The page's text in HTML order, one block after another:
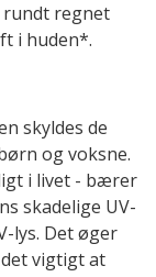
regnet
i huden*.
skyldes de
og voksne.
i livet - bærer
skadelige UV-
lys. Det øger
vigtigt at